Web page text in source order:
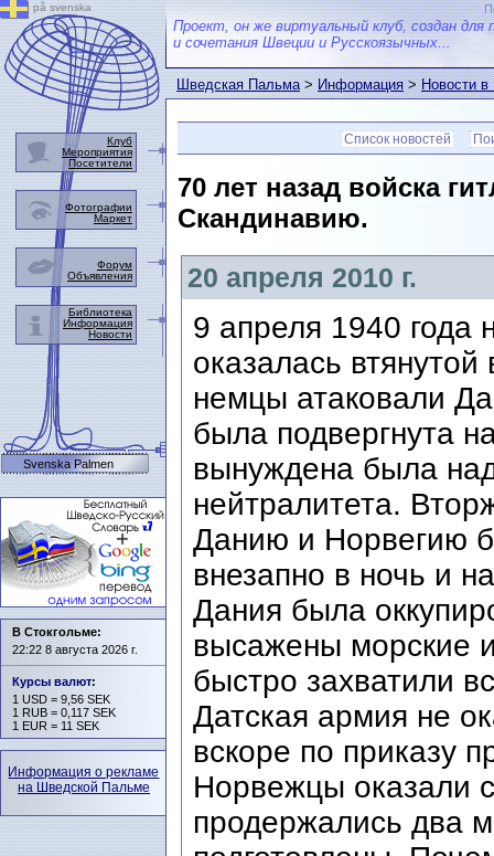
Проект, он же виртуальный клуб, создан для
и сочетания Швеции и Русскоязычных...
Шведская Пальма>Информация>Новости
Список новостей
70 лет назад войска
Скандинавию.
20 апреля 2010 г.
9 апреля 1940 года
оказалась
немцы атаковали
была подвергнута
вынуждена была
нейтралитета.
Данию и Норвегию
внезапно в ночь и
Дания была
высажены морские
быстро захватили
Датская армия не
вскоре по приказу
Норвежцы оказали
продержались два
på svenska
Клуб
Мероприятия
Посетители
Фотографии
Маркет
Форум
Объявления
Библиотека
Информация
Новости
Svenska Palmen
В Стокгольме:
22:22 8 августа 2026 г.
Курсы валют:
1 USD = 9,56 SEK
1 RUB = 0,117 SEK
1 EUR = 11 SEK
Информация о рекламе
на Шведской Пальме